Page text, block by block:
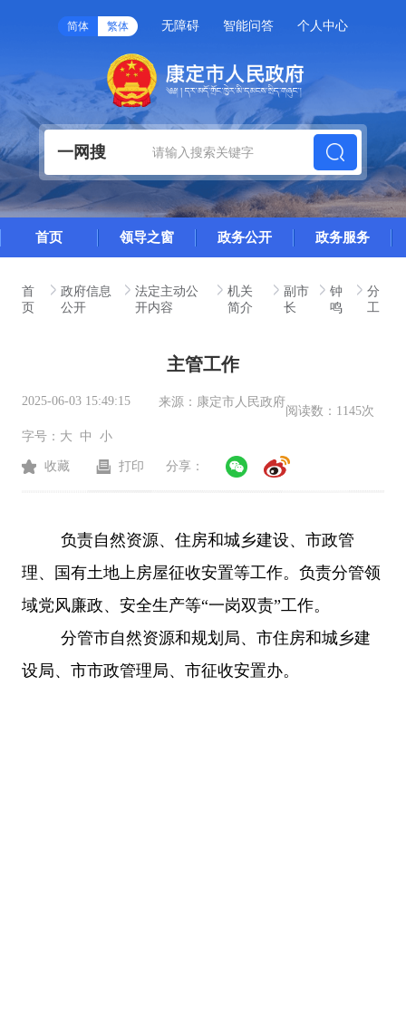
简体 繁体 无障碍 智能问答 个人中心
一网搜
首页 领导之窗 政务公开 政务服务
首
页
政府信息
公开
法定主动公
开内容
机关
简介
副市
长
钟
鸣
分
工
主管工作
2025-06-03 15:49:15 来源： 康定市人民政府
阅读数： 1145次
字号： 大 中 小
收藏 打印 分享：
负责自然资源、住房和城乡建设、市政管
理、国有土地上房屋征收安置等工作。负责分管领
域党风廉政、安全生产等“一岗双责”工作。
分管市自然资源和规划局、市住房和城乡建
设局、市市政管理局、市征收安置办。